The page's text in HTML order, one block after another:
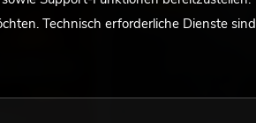
Technisch erforderliche Dienste sind